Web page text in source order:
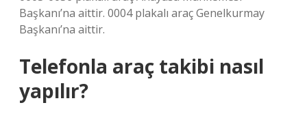
Başkanı’na aittir. 0004 plakalı araç Genelkurmay
Başkanı’na aittir.
Telefonla araç takibi nasıl
yapılır?